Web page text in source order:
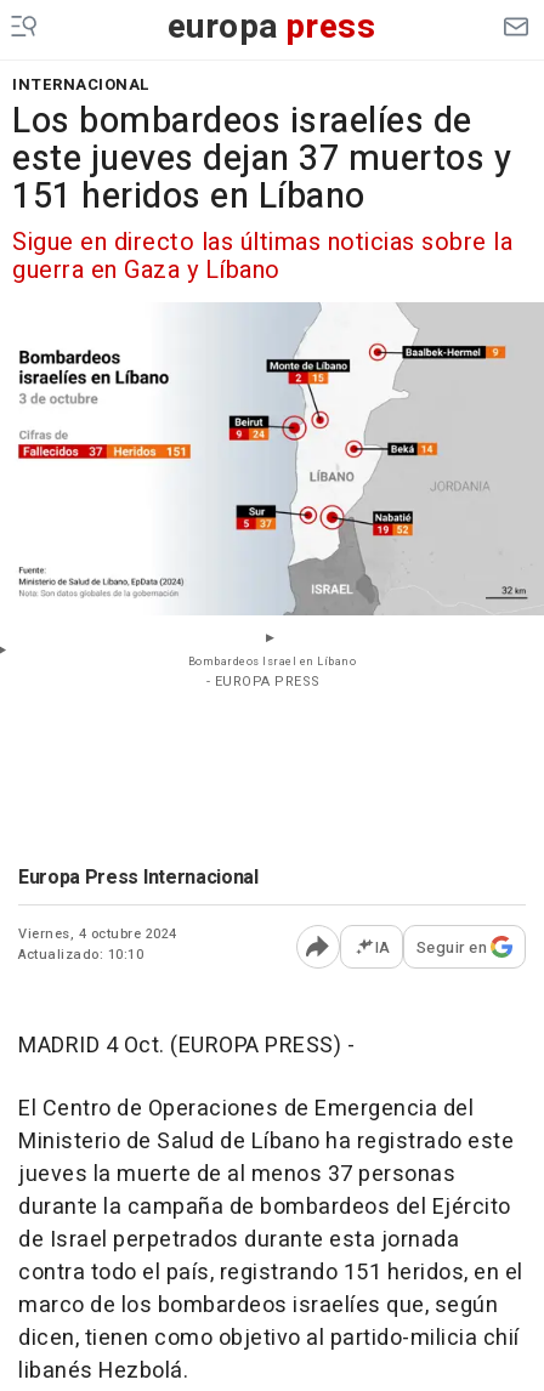
europa press
INTERNACIONAL
Los bombardeos israelíes de
este jueves dejan 37 muertos y
151 heridos en Líbano
Sigue en directo las últimas noticias sobre la
guerra en Gaza y Líbano
Bombardeos Israel en Líbano
- EUROPA PRESS
Europa Press Internacional
Viernes, 4 octubre 2024
Actualizado: 10:10
Abrir opciones para
IA Seguir en
MADRID 4 Oct. (EUROPA PRESS) -
El Centro de Operaciones de Emergencia del
Ministerio de Salud de Líbano ha registrado este
jueves la muerte de al menos 37 personas
durante la campaña de bombardeos del Ejército
de Israel perpetrados durante esta jornada
contra todo el país, registrando 151 heridos, en el
marco de los bombardeos israelíes que, según
dicen, tienen como objetivo al partido-milicia chií
libanés Hezbolá.